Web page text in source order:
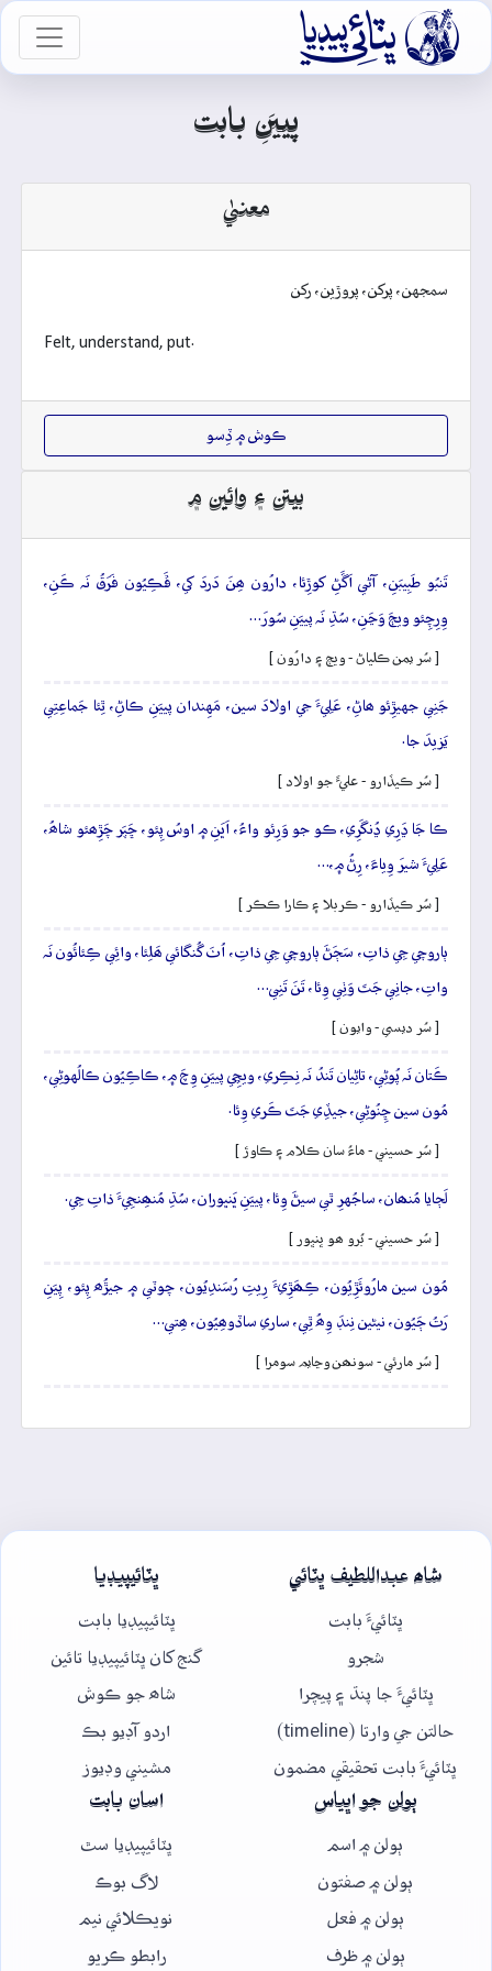

پييَنِ بابت
معنيٰ
سمجهن، پرکن، پروڙين، رکن
Felt, understand, put.
ڪوش ۾ ڏِسو
بيتن ۽ وائين ۾
تَنبُو طَبِيبَنِ، آڻي اَڱَڻِ کوڙِئا، دارُون ھِنَ دَردَ کي، ڦَڪِيُون فَرَقُ نَہ ڪَنِ،
وِرِچِئو ويڄَ وَڃَنِ، سُڌِ نَہ پييَنِ سُورَ…
[ سُر يمن ڪلياڻ - ويڄ ۽ دارُون ]
جَنِي جهيڙِئو ھاڻِ، عَلِيءَ جي اولادَ سين، مَهِندان پييَنِ ڪاڻِ، ٿِئا جَماعِتِي
يَزيدَ جا.
[ سُر ڪيڏارو - عليءَ جو اولاد ]
ڪا جَا ڍَرِي ڍُنگَرِي، ڪو جو وَرِئو واءُ، اَڀَنِ ۾ اوسُ پِئو، ڇَپَر چَڙِھئو شاھُ،
عَلِيءَ شيرَ وِياءَ، رِڻُ ۾،…
[ سُر ڪيڏارو - ڪربلا ۽ ڪارا ڪڪر ]
ٻاروچي جِي ذاتِ، سَڄَڻَ ٻاروچي جِي ذاتِ، اُٺَ گُنگائي ھَلِئا، وائِي ڪِئائُون نَہ
واتِ، جانِي جَتَ وَٺِي وِئا، تَنَ تَنِي…
[ سُر ديسي - وايون ]
ڪَتان نَہ پُوڻِي، تاڻِيان تَندُ نَہ نِڪِري، ويڇِي پييَنِ وِچَ ۾، ڪاڪِيُون ڪالُهوڻِي،
مُون سين ڇِنُوڻِي، جيڏِي جَتَ ڪَري وِئا.
[ سُر حسيني - ماءُ سان ڪلام ۽ ڪاوڙ ]
لَڄايا مُنھان، ساجُهرِ ٿي سيڻَ وِئا، پييَنِ ڀَنڀوران، سُڌِ مُنھِنجِيءَ ذاتِ جِي.
[ سُر حسيني - بُرو ھو ڀنڀور ]
مُون سين مارُوئَڙِيُون، ڪِھَڙِيءَ رِيتِ رُسَندِيُون، چوٽي ۾ جيڙُھ پِئو، پِيَنِ
رَتُ ڄَيُون، نيڻين نِنڊَ وِھُ ٿِي، ساري ساڏوھِيُون، ھِتي…
[ سُر مارئي - سونھن وڃايم سومرا ]
شاھ عبداللطيف ڀٽائي
ڀٽائيءَ بابت
شجرو
ڀٽائيءَ جا پنڌ ۽ پيچرا
حالتن جي وارتا (timeline)
ڀٽائيءَ بابت تحقيقي مضمون
ڀٽائيپيڊيا
ڀٽائيپيڊيا بابت
گنج کان ڀٽائيپيڊيا تائين
شاھ جو ڪوش
اردو آڊيو بڪ
مشيني وڊيوز
ٻولن جو اڀياس
ٻولن ۾ اسم
ٻولن ۾ صفتون
ٻولن ۾ فعل
ٻولن ۾ ظرف
اسان بابت
ڀٽائيپيڊيا سٿ
لاگ بوڪ
نويڪلائي نيم
رابطو ڪريو